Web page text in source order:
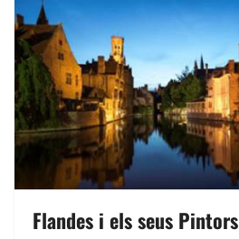
Flandes i els seus Pintors